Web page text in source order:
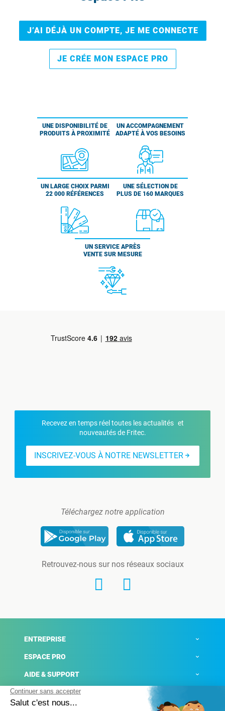
J’AI DÉJÀ UN COMPTE, JE ME CONNECTE
JE CRÉE MON ESPACE PRO
UNE DISPONIBILITÉ DE
PRODUITS À PROXIMITÉ
UN ACCOMPAGNEMENT
ADAPTÉ À VOS BESOINS
UN LARGE CHOIX PARMI
22 000 RÉFÉRENCES
UNE SÉLECTION DE
PLUS DE 160 MARQUES
UN SERVICE APRÈS
VENTE SUR MESURE
Recevez en temps réel toutes les actualités et
nouveautés de Fritec.
INSCRIVEZ-VOUS À NOTRE NEWSLETTER
Téléchargez notre application
Retrouvez-nous sur nos réseaux sociaux
ENTREPRISE
ESPACE PRO
AIDE & SUPPORT
ACTUALITÉS